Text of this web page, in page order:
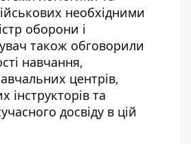
необхідними
оборони і
також обговорили
навчання,
центрів,
інструкторів та
досвіду в цій